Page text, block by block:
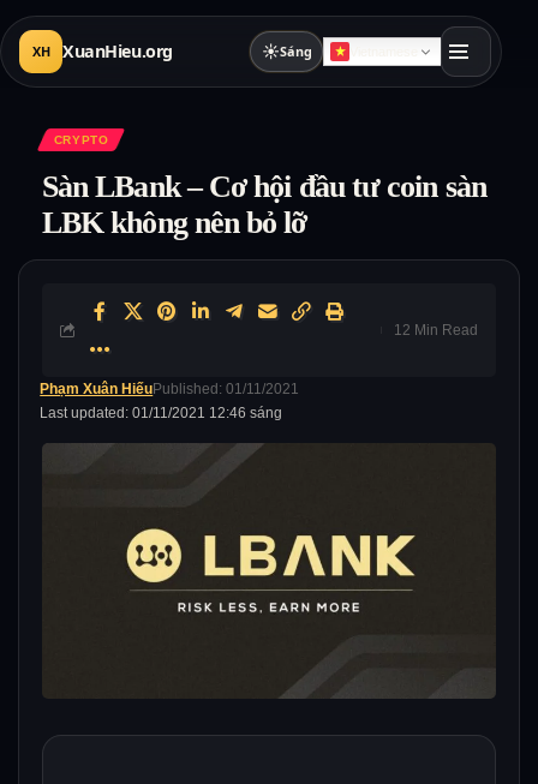
XH XuanHieu.org ☀Sáng
CRYPTO
Sàn LBank – Cơ hội đầu tư coin sàn
LBK không nên bỏ lỡ
Last updated: 01/11/2021 12:46 sáng
Phạm Xuân HiếuPublished: 01/11/2021
12 Min Read